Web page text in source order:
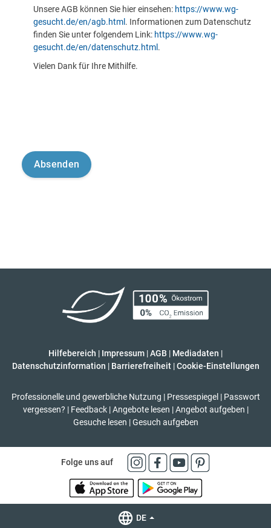
Unsere AGB können Sie hier einsehen: https://www.wg-
gesucht.de/en/agb.html . Informationen zum Datenschutz
finden Sie unter folgendem Link: https://www.wg-
gesucht.de/en/datenschutz.html .
Vielen Dank für Ihre Mithilfe.
Hilfebereich | Impressum |AGB | Mediadaten |
Datenschutzinformation | Barrierefreiheit | Cookie-Einstellungen
Professionelle und gewerbliche Nutzung | Pressespiegel | Passwort
vergessen? | Feedback | Angebote lesen | Angebot aufgeben |
Gesuche lesen | Gesuch aufgeben
Folge uns auf
DE